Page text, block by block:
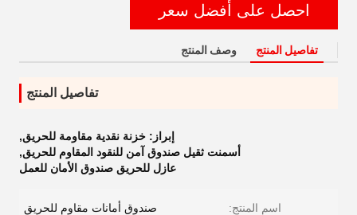
احصل على أفضل سعر
تفاصيل المنتج وصف المنتج
تفاصيل المنتج
إبراز: خزنة نقدية مقاومة للحريق,
أسمنت ثقيل صندوق آمن للنقود المقاوم للحريق,
عازل للحريق صندوق الأمان للعمل
اسم المنتج: صندوق أمانات مقاوم للحريق